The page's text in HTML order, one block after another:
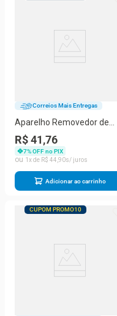
Correios Mais Entregas
Aparelho Removedor de
Cravos e Espinhas Dermo
Sucção a Pilha
R$ 41,76
7% OFF no PIX
1
R$ 44 90
Adicionar ao carrinho
CUPOM PROMO10